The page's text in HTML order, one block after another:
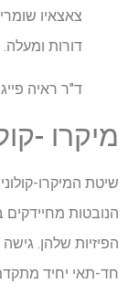
דורות ומעלה.
ד"ר ראיה
מיקרו -
חד-תאי יחיד